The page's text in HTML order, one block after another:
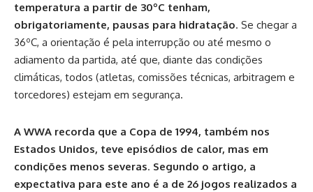
temperatura a partir de 30ºC tenham,
obrigatoriamente, pausas para hidratação. Se chegar a
36ºC, a orientação é pela interrupção ou até mesmo o
adiamento da partida, até que, diante das condições
climáticas, todos (atletas, comissões técnicas, arbitragem e
torcedores) estejam em segurança.
A WWA recorda que a Copa de 1994, também nos
Estados Unidos, teve episódios de calor, mas em
condições menos severas. Segundo o artigo, a
expectativa para este ano é a de 26 jogos realizados a